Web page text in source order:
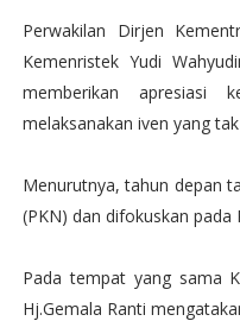
Perwakilan Dirjen
Kemenristek Yudi
memberikan apresiasi
melaksanakan iven yang
Menurutnya, tahun depan
(PKN) dan difokuskan pada
Pada tempat yang sama
Hj.Gemala Ranti